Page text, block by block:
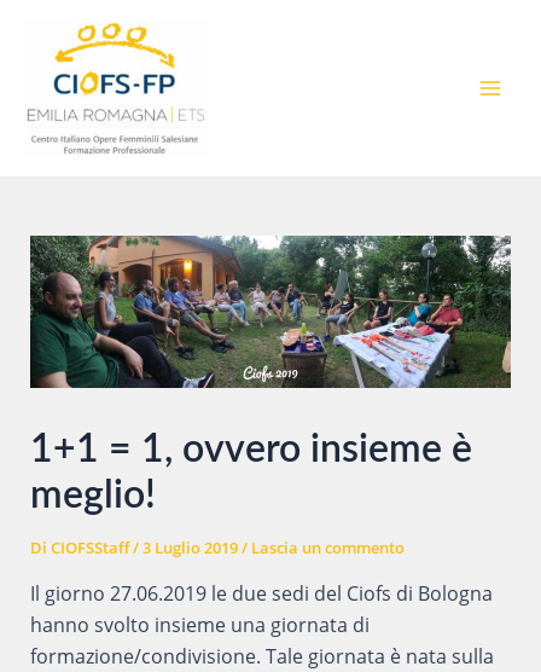
contenuto
1+1 = 1, ovvero insieme è
meglio!
Di CIOFSStaff/3 Luglio 2019/ Lascia un commento
Il giorno 27.06.2019 le due sedi del Ciofs di Bologna
hanno svolto insieme una giornata di
formazione/condivisione. Tale giornata è nata sulla